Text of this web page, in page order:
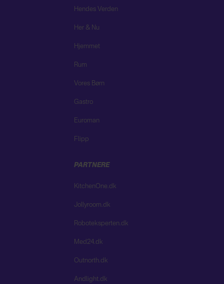
Hendes Verden
Her & Nu
Hjemmet
Rum
Vores Børn
Gastro
Euroman
Flipp
PARTNERE
KitchenOne.dk
Jollyroom.dk
Roboteksperten.dk
Med24.dk
Outnorth.dk
Andlight.dk